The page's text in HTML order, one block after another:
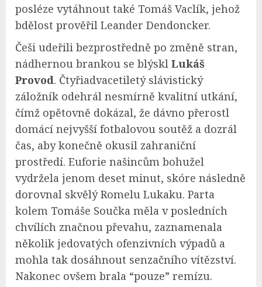
posléze vytáhnout také Tomáš Vaclík, jehož
bdělost prověřil Leander Dendoncker.
Češi udeřili bezprostředně po změně stran,
nádhernou brankou se blýskl Lukáš
Provod. Čtyřiadvacetiletý slávistický
záložník odehrál nesmírně kvalitní utkání,
čímž opětovně dokázal, že dávno přerostl
domácí nejvyšší fotbalovou soutěž a dozrál
čas, aby konečně okusil zahraniční
prostředí. Euforie našincům bohužel
vydržela jenom deset minut, skóre následně
dorovnal skvělý Romelu Lukaku. Parta
kolem Tomáše Součka měla v posledních
chvílích značnou převahu, zaznamenala
několik jedovatých ofenzivních výpadů a
mohla tak dosáhnout senzačního vítězství.
Nakonec ovšem brala “pouze” remízu.